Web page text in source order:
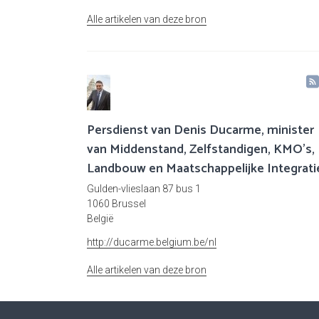
Alle artikelen van deze bron
Persdienst van Denis Ducarme, minister
van Middenstand, Zelfstandigen, KMO's,
Landbouw en Maatschappelijke
Gulden-vlieslaan 87 bus 1
1060 Brussel
België
http://ducarme.belgium.be/nl
Alle artikelen van deze bron